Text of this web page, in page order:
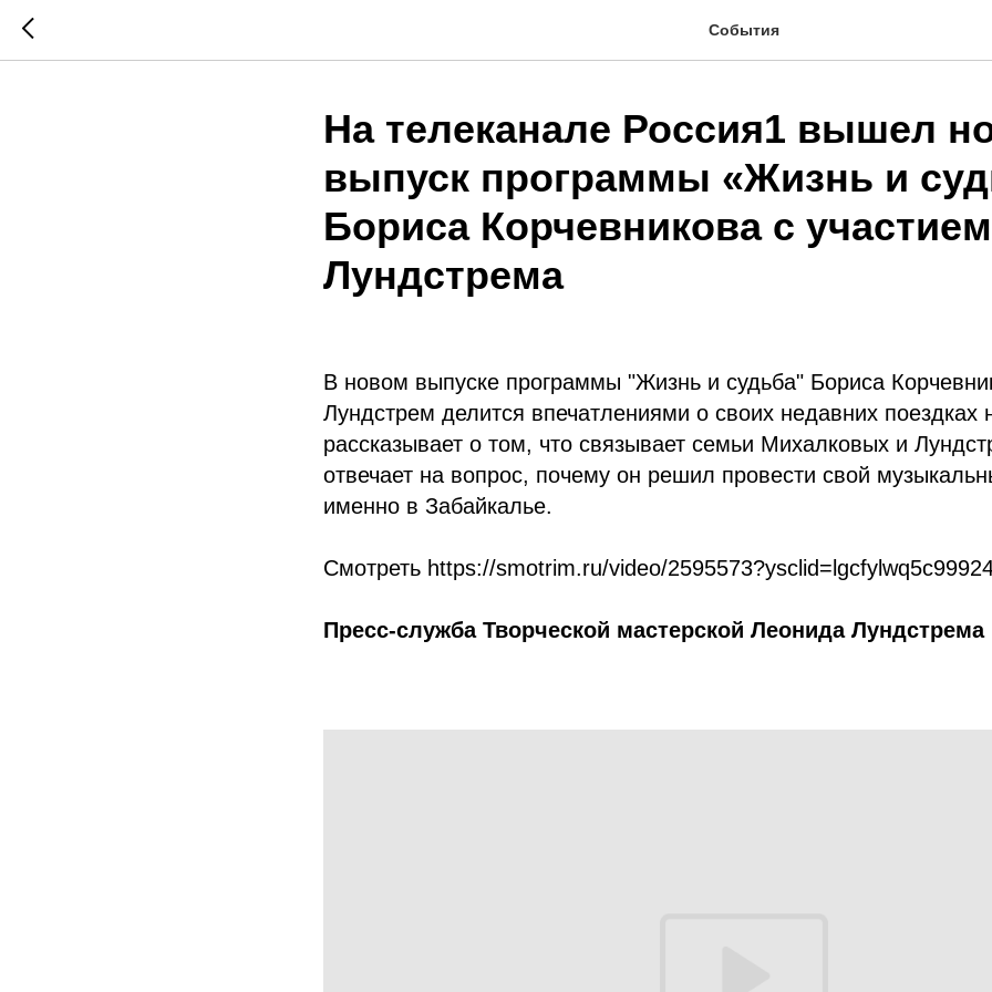
События
На телеканале Россия1 вышел
выпуск программы «Жизнь и
Бориса Корчевникова с
Лундстрема
В новом выпуске программы "Жизнь и судьба" Бориса
Лундстрем делится впечатлениями о своих недавних поездках
рассказывает о том, что связывает семьи Михалковых и
отвечает на вопрос, почему он решил провести свой
именно в Забайкалье.
Смотреть https://smotrim.ru/video/
Пресс-служба Творческой мастерской Леонида Лундстрема